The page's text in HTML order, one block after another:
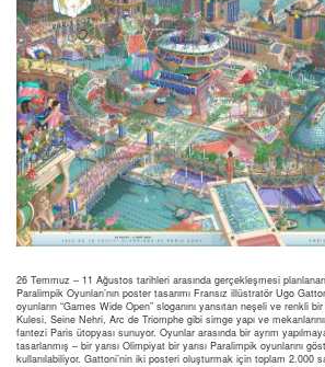
26 Temmuz – 11 Ağustos tarihleri arasında gerçekleşmesi
Paralimpik Oyunları’nın poster tasarımı Fransız illüstratör Ugo
oyunların “Games Wide Open” sloganını yansıtan neşeli ve renkli
Kulesi, Seine Nehri, Arc de Triomphe gibi simge yapı ve
fantezi Paris ütopyası sunuyor. Oyunlar arasında bir ayrım
tasarlanmış – bir yarısı Olimpiyat bir yarısı Paralimpik oyunlarını
kullanılabiliyor. Gattoni’nin iki posteri oluşturmak için toplam 2.000